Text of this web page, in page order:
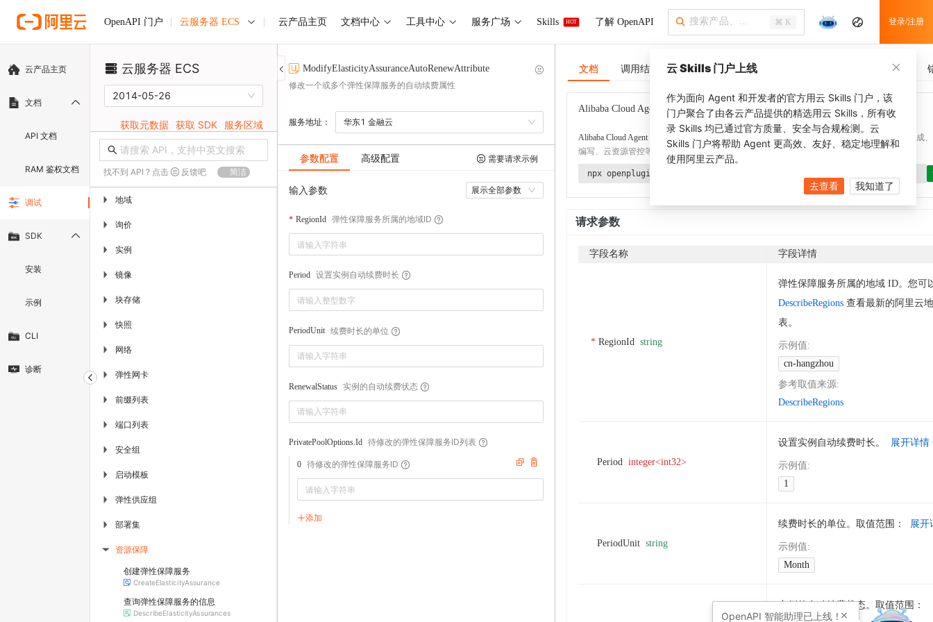
OpenAPI 门户 云服务器 ECS 云产品主页 文档中心 工具中心 服务广场 Skills HOT 了解 OpenAPI ⌘ K 登录/注册
云产品主页
文档
API 文档
RAM 鉴权文档
调试
SDK
安装
示例
CLI
诊断
云服务器 ECS
2014-05-26
获取元数据 获取 SDK 服务区域
找不到 API ? 点击 反馈吧 简洁
▶ 地域
▶ 询价
▶ 实例
▶ 镜像
▶ 块存储
▶ 快照
▶ 网络
▶ 弹性网卡
▶ 前缀列表
▶ 端口列表
▶ 安全组
▶ 启动模板
▶ 弹性供应组
▶ 部署集
▶ 资源保障
创建弹性保障服务
CreateElasticityAssurance
查询弹性保障服务的信息
DescribeElasticityAssurances
ModifyElasticityAssuranceAutoRenewAttribute
修改一个或多个弹性保障服务的自动续费属性
服务地址： 华东1 金融云
参数配置 高级配置 需要请求示例
输入参数 展示全部参数
RegionId 弹性保障服务所属的地域ID
Period 设置实例自动续费时长
PeriodUnit 续费时长的单位
RenewalStatus 实例的自动续费状态
PrivatePoolOptions.Id 待修改的弹性保障服务ID列表
0 待修改的弹性保障服务ID
添加
文档 调用结果 SDK 示例 CLI 示例 调用历史
Alibaba Cloud Agent Toolkit 了解更多
Alibaba Cloud Agent Toolkit
提供 Agent 插件、技能、MCP 配置和验证工具，涵盖 SDK 代码生成、
编写、云资源管控等能力。通过 alibabacloud-agent-toolkit-install 技能可快速完成本地配置。
npx openplugin aliyun/alibabacloud-agent-toolkit
请求参数
字段名称 字段详情
RegionId string
弹性保障服务所属的地域 ID。您可
DescribeRegions 查看最新的阿里云
表。
示例值:
cn-hangzhou
参考取值来源:
DescribeRegions
Period integer<int32>
设置实例自动续费时长。 展开详情
示例值:
1
PeriodUnit string
续费时长的单位。取值范围： 展开
示例值:
Month
实例的自动续费状态。取值范围：
云 Skills 门户上线
作为面向 Agent 和开发者的官方用云 Skills 门户，该
门户聚合了由各云产品提供的精选用云 Skills，所有收
录 Skills 均已通过官方质量、安全与合规检测。云
Skills 门户将帮助 Agent 更高效、友好、稳定地理解和
使用阿里云产品。
去查看 我知道了
OpenAPI 智能助理已上线！